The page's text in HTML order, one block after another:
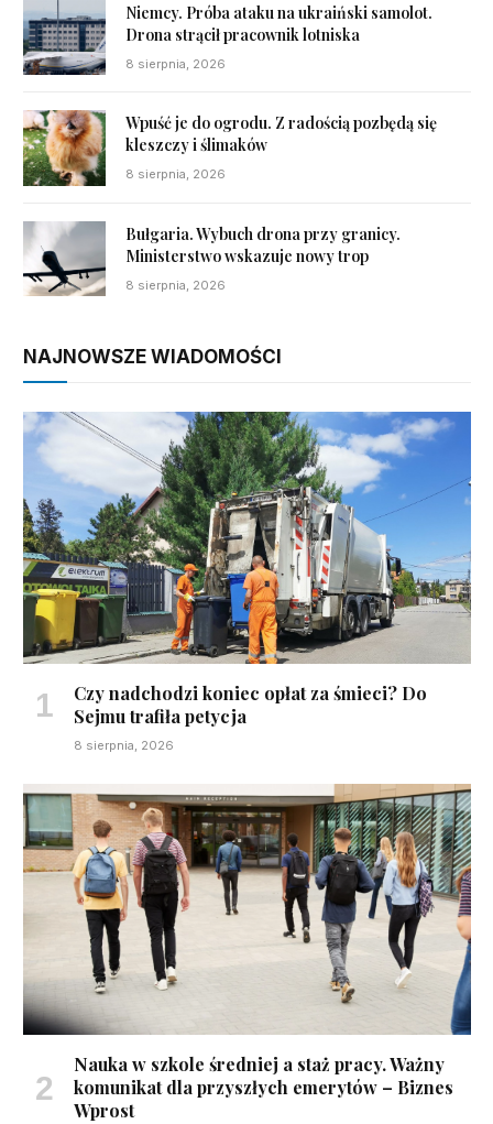
Niemcy. Próba ataku na ukraiński samolot.
Drona strącił pracownik lotniska
8 sierpnia, 2026
Wpuść je do ogrodu. Z radością pozbędą się
kleszczy i ślimaków
8 sierpnia, 2026
Bułgaria. Wybuch drona przy granicy.
Ministerstwo wskazuje nowy trop
8 sierpnia, 2026
NAJNOWSZE WIADOMOŚCI
Czy nadchodzi koniec opłat za śmieci? Do
Sejmu trafiła petycja
8 sierpnia, 2026
Nauka w szkole średniej a staż pracy. Ważny
komunikat dla przyszłych emerytów – Biznes
Wprost